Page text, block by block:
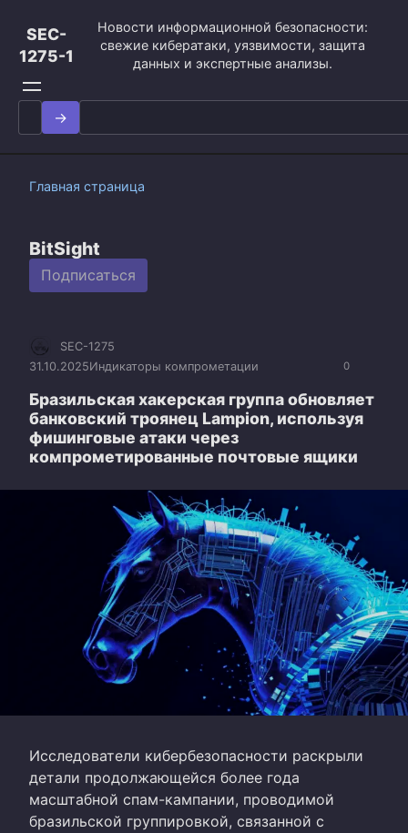
контенту
SEC-
1275-1
Новости информационной безопасности:
свежие кибератаки, уязвимости, защита
данных и экспертные анализы.
Search
for:
Главная страница
BitSight
Подписаться
0
SEC-1275
31.10.2025Индикаторы компрометации
Бразильская хакерская группа обновляет
банковский троянец Lampion, используя
фишинговые атаки через
компрометированные почтовые ящики
Исследователи кибербезопасности раскрыли
детали продолжающейся более года
масштабной спам-кампании, проводимой
бразильской группировкой, связанной с